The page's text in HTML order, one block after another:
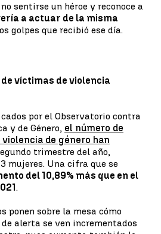
sentirse un héroe y reconoce a
a actuar de la misma
golpes que recibió ese día.
víctimas de violencia
por el Observatorio contra
y de Género, el número de
de género han
trimestre del año,
mujeres. Una cifra que se
del 10,89% más que en el
.
ponen sobre la mesa cómo
alerta se ven incrementados